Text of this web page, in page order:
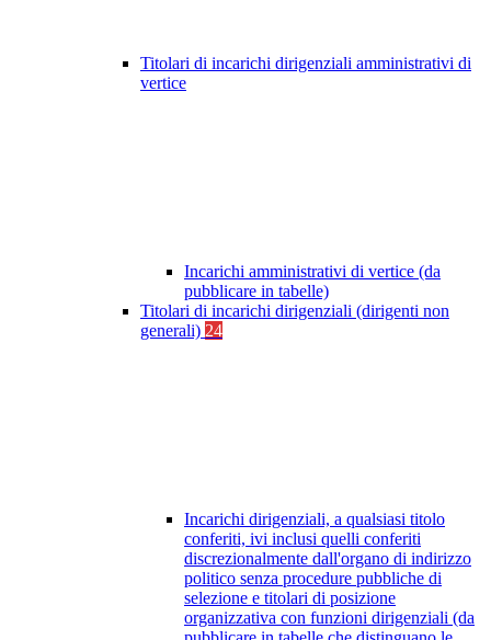
Titolari di incarichi dirigenziali amministrativi di
vertice
Incarichi amministrativi di vertice (da
pubblicare in tabelle)
Titolari di incarichi dirigenziali (dirigenti non
generali) 24
Incarichi dirigenziali, a qualsiasi titolo
conferiti, ivi inclusi quelli conferiti
discrezionalmente dall'organo di indirizzo
politico senza procedure pubbliche di
selezione e titolari di posizione
organizzativa con funzioni dirigenziali (da